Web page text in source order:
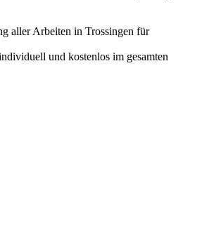
aller Arbeiten in Trossingen für
und kostenlos im gesamten